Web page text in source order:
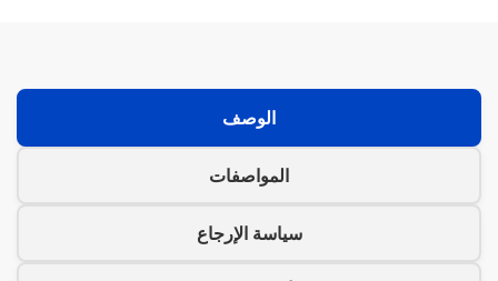
الوصف
المواصفات
سياسة الإرجاع